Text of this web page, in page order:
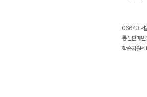
06643 서
통신판매
학습지원